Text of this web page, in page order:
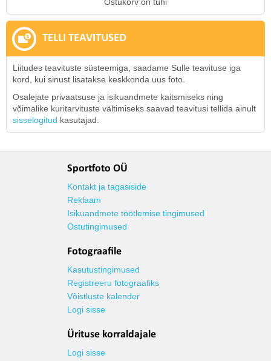
Ostukorv on tühi
TELLI TEAVITUSED
Liitudes teavituste süsteemiga, saadame Sulle teavituse iga
kord, kui sinust lisatakse keskkonda uus foto.
Osalejate privaatsuse ja isikuandmete kaitsmiseks ning
võimalike kuritarvituste vältimiseks saavad teavitusi tellida ainult
sisselogitud kasutajad.
Sportfoto OÜ
Kontakt ja tagasiside
Reklaam
Isikuandmete töötlemise tingimused
Ostutingimused
Fotograafile
Kasutustingimused
Registreeru fotograafiks
Võistluste kalender
Logi sisse
Ürituse korraldajale
Logi sisse